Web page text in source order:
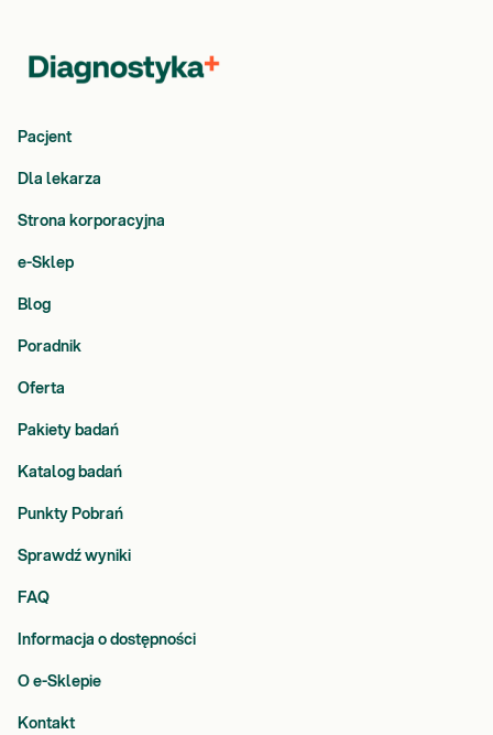
Pacjent
Dla lekarza
Strona korporacyjna
e-Sklep
Blog
Poradnik
Oferta
Pakiety badań
Katalog badań
Punkty Pobrań
Sprawdź wyniki
FAQ
Informacja o dostępności
O e-Sklepie
Kontakt